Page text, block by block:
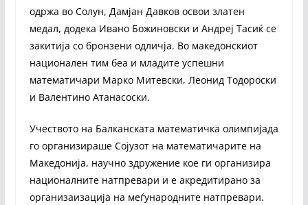
одржа во Солун, Дамјан Давков освои златен
медал, додека Ивано Божиновски и Андреј Тасиќ се
закитија со бронзени одличја. Во македонскиот
национален тим беа и младите успешни
математичари Марко Митевски, Леонид Тодороски
и Валентино Атанасоски.
Учеството на Балканската математичка олимпијада
го организираше Сојузот на математичарите на
Македонија, научно здружение кое ги организира
националните натпревари и е акредитирано за
организаизација на меѓународните натпревари.